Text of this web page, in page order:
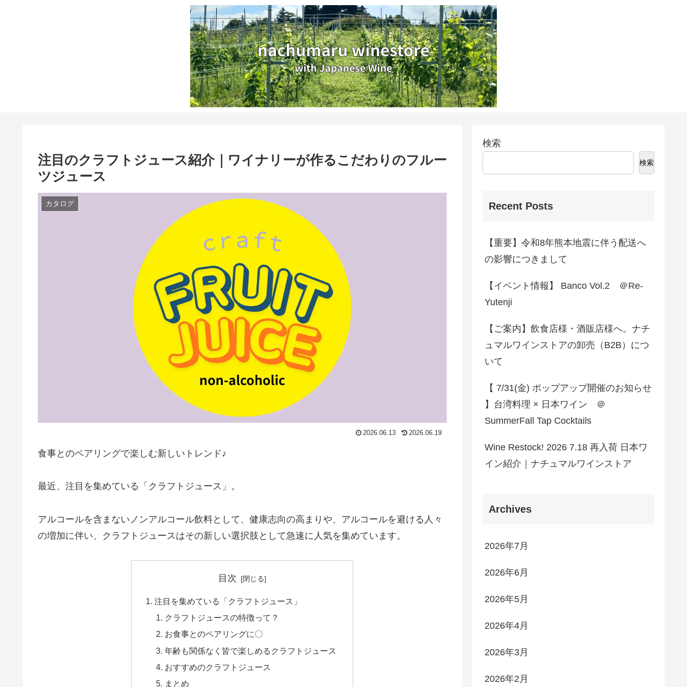
注目のクラフトジュース紹介｜ワイナリーが作るこだわりのフルー
ツジュース
カタログ
2026.06.13 2026.06.19
食事とのペアリングで楽しむ新しいトレンド♪
最近、注目を集めている「クラフトジュース」。
アルコールを含まないノンアルコール飲料として、健康志向の高まりや、アルコールを避ける人々
の増加に伴い、クラフトジュースはその新しい選択肢として急速に人気を集めています。
目次
注目を集めている「クラフトジュース」
クラフトジュースの特徴って？
お食事とのペアリングに〇
年齢も関係なく皆で楽しめるクラフトジュース
おすすめのクラフトジュース
まとめ
検索
検索
Recent Posts
【重要】令和8年熊本地震に伴う配送へ
の影響につきまして
【イベント情報】 Banco Vol.2 ＠Re-
Yutenji
【ご案内】飲食店様・酒販店様へ。ナチ
ュマルワインストアの卸売（B2B）につ
いて
【 7/31(金) ポップアップ開催のお知らせ
】台湾料理 × 日本ワイン ＠
SummerFall Tap Cocktails
Wine Restock! 2026 7.18 再入荷 日本ワ
イン紹介｜ナチュマルワインストア
Archives
2026年7月
2026年6月
2026年5月
2026年4月
2026年3月
2026年2月